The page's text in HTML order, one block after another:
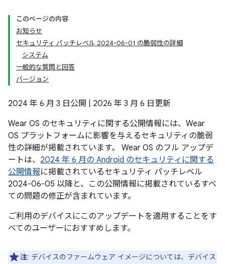
このページの内容
お知らせ
セキュリティ パッチレベル 2024-06-01 の脆弱性の詳細
システム
一般的な質問と回答
バージョン
2024 年 6 月 3 日公開 | 2026 年 3 月 6 日更新
Wear OS のセキュリティに関する公開情報には、Wear
OS プラットフォームに影響を与えるセキュリティの脆弱
性の詳細が掲載されています。 Wear OS のフル アップデ
ートは、 2024 年 6 月の Android のセキュリティに関する
公開情報に掲載されているセキュリティ パッチレベル
2024-06-05 以降と、この公開情報に掲載されているすべ
ての問題の修正が含まれています。
ご利用のデバイスにこのアップデートを適用することをす
べてのユーザーにおすすめします。
注: デバイスのファームウェア イメージについては、デバイス